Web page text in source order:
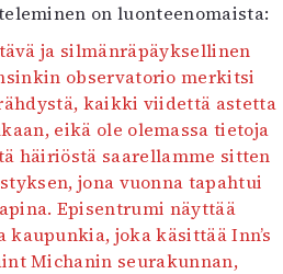
on luonteenomaista:
ja silmänräpäyksellinen
observatorio merkitsi
kaikki viidettä astetta
eikä ole olemassa tietoja
häiriöstä saarellamme sitten
jona vuonna tapahtui
Episentrumi näyttää
kaupunkia, joka käsittää Inn’s
Michanin seurakunnan,